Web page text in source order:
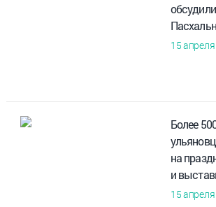
15
Более
на
и
15